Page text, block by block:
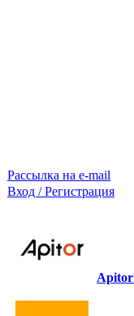
Рассылка на e-mail
Вход / Регистрация